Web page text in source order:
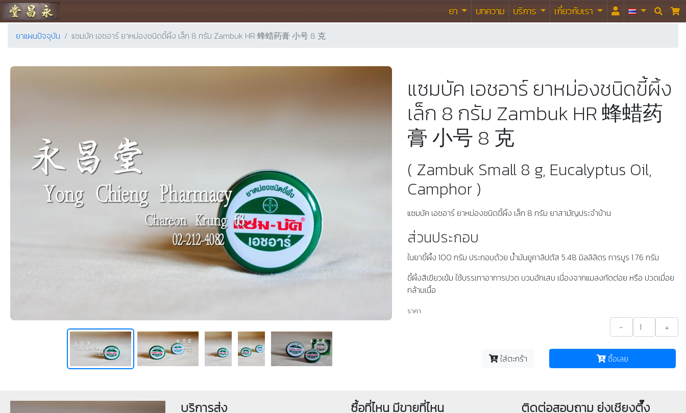
ร้านขายยา ย่งเชียงตึ๊ง ยา บทความ บริการ เกี่ยวกับเรา  
ยาแผนปัจจุบัน แซมบัค เอชอาร์ ยาหม่องชนิดขี้ผิ้ง เล็ก 8 กรัม Zambuk HR 蜂蜡药膏 小号 8 克
แซมบัค เอชอาร์ ยาหม่องชนิดขี้ผิ้ง
เล็ก 8 กรัม Zambuk HR 蜂蜡药
膏 小号 8 克
( Zambuk Small 8 g, Eucalyptus Oil,
Camphor )
แซมบัค เอชอาร์ ยาหม่องชนิดขี้ผิ้ง เล็ก 8 กรัม ยาสามัญประจำบ้าน
ส่วนประกอบ
ในยาขี้ผึ้ง 100 กรัม ประกอบด้วย น้ำมันยูคาลิปตัส 5.48 มิลลิลิตร การบูร 1.76 กรัม
ขี้ผิ้งสีเขียวเข้ม ใช้บรรเทาอาการปวด บวมอักเสบ เนื่องจากแมลงกัดต่อย หรือ ปวดเมื่อย
กล้ามเนื้อ
ราคา
- +
ใส่ตะกร้า ซื้อเลย
บริการส่ง ซื้อที่ไหน มีขายที่ไหน ติดต่อสอบถาม ย่งเชียงตึ๊ง